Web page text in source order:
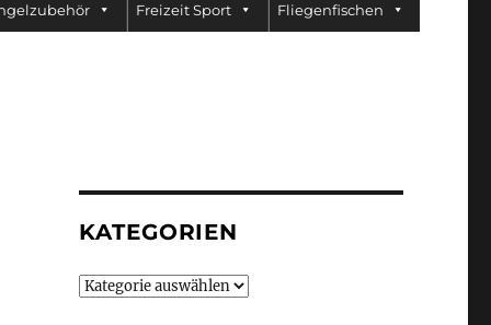
Freizeit Sport Fliegenfischen
KATEGORIEN
Kategorien